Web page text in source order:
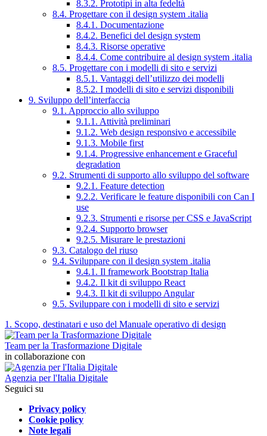
8.3.2. Prototipi in alta fedeltà
8.4. Progettare con il design system .italia
8.4.1. Documentazione
8.4.2. Benefici del design system
8.4.3. Risorse operative
8.4.4. Come contribuire al design system .italia
8.5. Progettare con i modelli di sito e servizi
8.5.1. Vantaggi dell’utilizzo dei modelli
8.5.2. I modelli di sito e servizi disponibili
9. Sviluppo dell’interfaccia
9.1. Approccio allo sviluppo
9.1.1. Attività preliminari
9.1.2. Web design responsivo e accessibile
9.1.3. Mobile first
9.1.4. Progressive enhancement e Graceful
degradation
9.2. Strumenti di supporto allo sviluppo del software
9.2.1. Feature detection
9.2.2. Verificare le feature disponibili con Can I
use
9.2.3. Strumenti e risorse per CSS e JavaScript
9.2.4. Supporto browser
9.2.5. Misurare le prestazioni
9.3. Catalogo del riuso
9.4. Sviluppare con il design system .italia
9.4.1. Il framework Bootstrap Italia
9.4.2. Il kit di sviluppo React
9.4.3. Il kit di sviluppo Angular
9.5. Sviluppare con i modelli di sito e servizi
1. Scopo, destinatari e uso del Manuale operativo di design
Team per la Trasformazione Digitale
in collaborazione con
Agenzia per l'Italia Digitale
Seguici su
Privacy policy
Cookie policy
Note legali